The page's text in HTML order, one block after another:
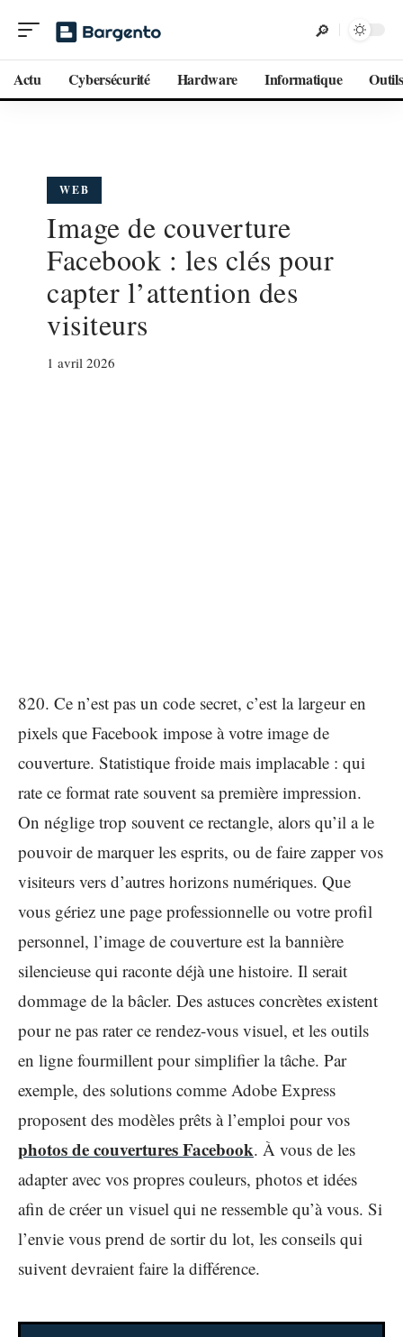
Actu Cybersécurité Hardware Informatique
WEB
Image de couverture
Facebook : les clés pour
capter l’attention des
visiteurs
1 avril 2026
820. Ce n’est pas un code secret, c’est la largeur en
pixels que Facebook impose à votre image de
couverture. Statistique froide mais implacable : qui
rate ce format rate souvent sa première impression.
On néglige trop souvent ce rectangle, alors qu’il a le
pouvoir de marquer les esprits, ou de faire zapper vos
visiteurs vers d’autres horizons numériques. Que
vous gériez une page professionnelle ou votre profil
personnel, l’image de couverture est la bannière
silencieuse qui raconte déjà une histoire. Il serait
dommage de la bâcler. Des astuces concrètes existent
pour ne pas rater ce rendez-vous visuel, et les outils
en ligne fourmillent pour simplifier la tâche. Par
exemple, des solutions comme Adobe Express
proposent des modèles prêts à l’emploi pour vos
photos de couvertures Facebook. À vous de les
adapter avec vos propres couleurs, photos et idées
afin de créer un visuel qui ne ressemble qu’à vous. Si
l’envie vous prend de sortir du lot, les conseils qui
suivent devraient faire la différence.